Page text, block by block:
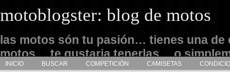
motoblogster: blog de motos
las motos són tu pasión… tienes una de
motos… te gustaria tenerlas… o
admirarlas… este es tu sitio
INICIO BUSCAR COMPETICIÓN CAMISETAS